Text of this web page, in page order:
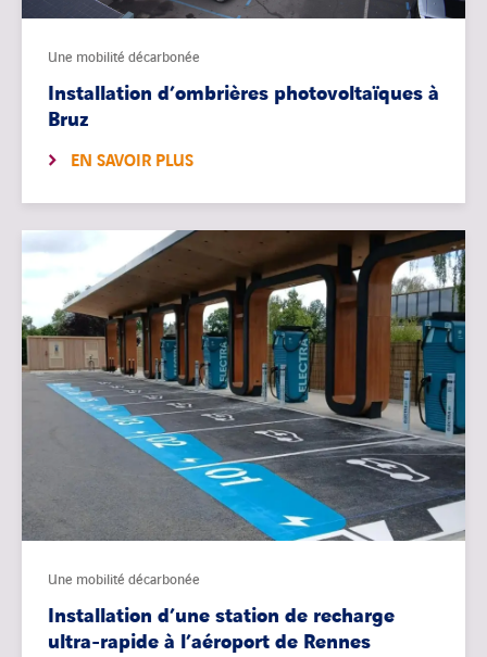
Une mobilité décarbonée
Installation d’ombrières photovoltaïques à
Bruz
EN SAVOIR PLUS
Une mobilité décarbonée
Installation d’une station de recharge
ultra-rapide à l’aéroport de Rennes